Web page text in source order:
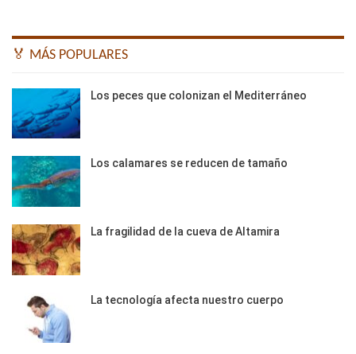
🏅 MÁS POPULARES
Los peces que colonizan el Mediterráneo
Los calamares se reducen de tamaño
La fragilidad de la cueva de Altamira
La tecnología afecta nuestro cuerpo